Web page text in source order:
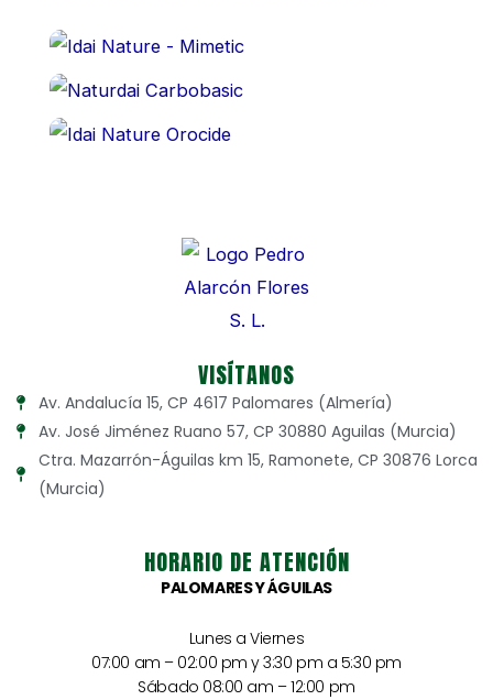
VISÍTANOS
Av. Andalucía 15, CP 4617 Palomares (Almería)
Av. José Jiménez Ruano 57, CP 30880 Aguilas (Murcia)
Ctra. Mazarrón-Águilas km 15, Ramonete, CP 30876 Lorca
(Murcia)
HORARIO DE ATENCIÓN
PALOMARES Y ÁGUILAS
Lunes a Viernes
07:00 am – 02:00 pm y 3:30 pm a 5:30 pm
Sábado 08:00 am – 12:00 pm